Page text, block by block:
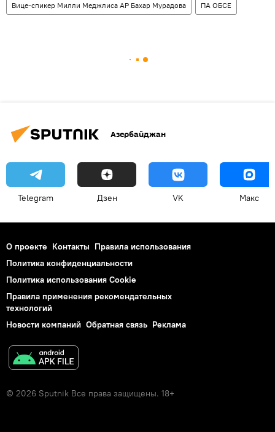
Вице-спикер Милли Меджлиса АР Бахар Мурадова ПА ОБСЕ
Азербайджан
Telegram Дзен VK Макс
О проекте Контакты Правила использования
Политика конфиденциальности
Политика использования Cookie
Правила применения рекомендательных
технологий
Новости компаний Обратная связь Реклама
© 2026 Sputnik Все права защищены. 18+